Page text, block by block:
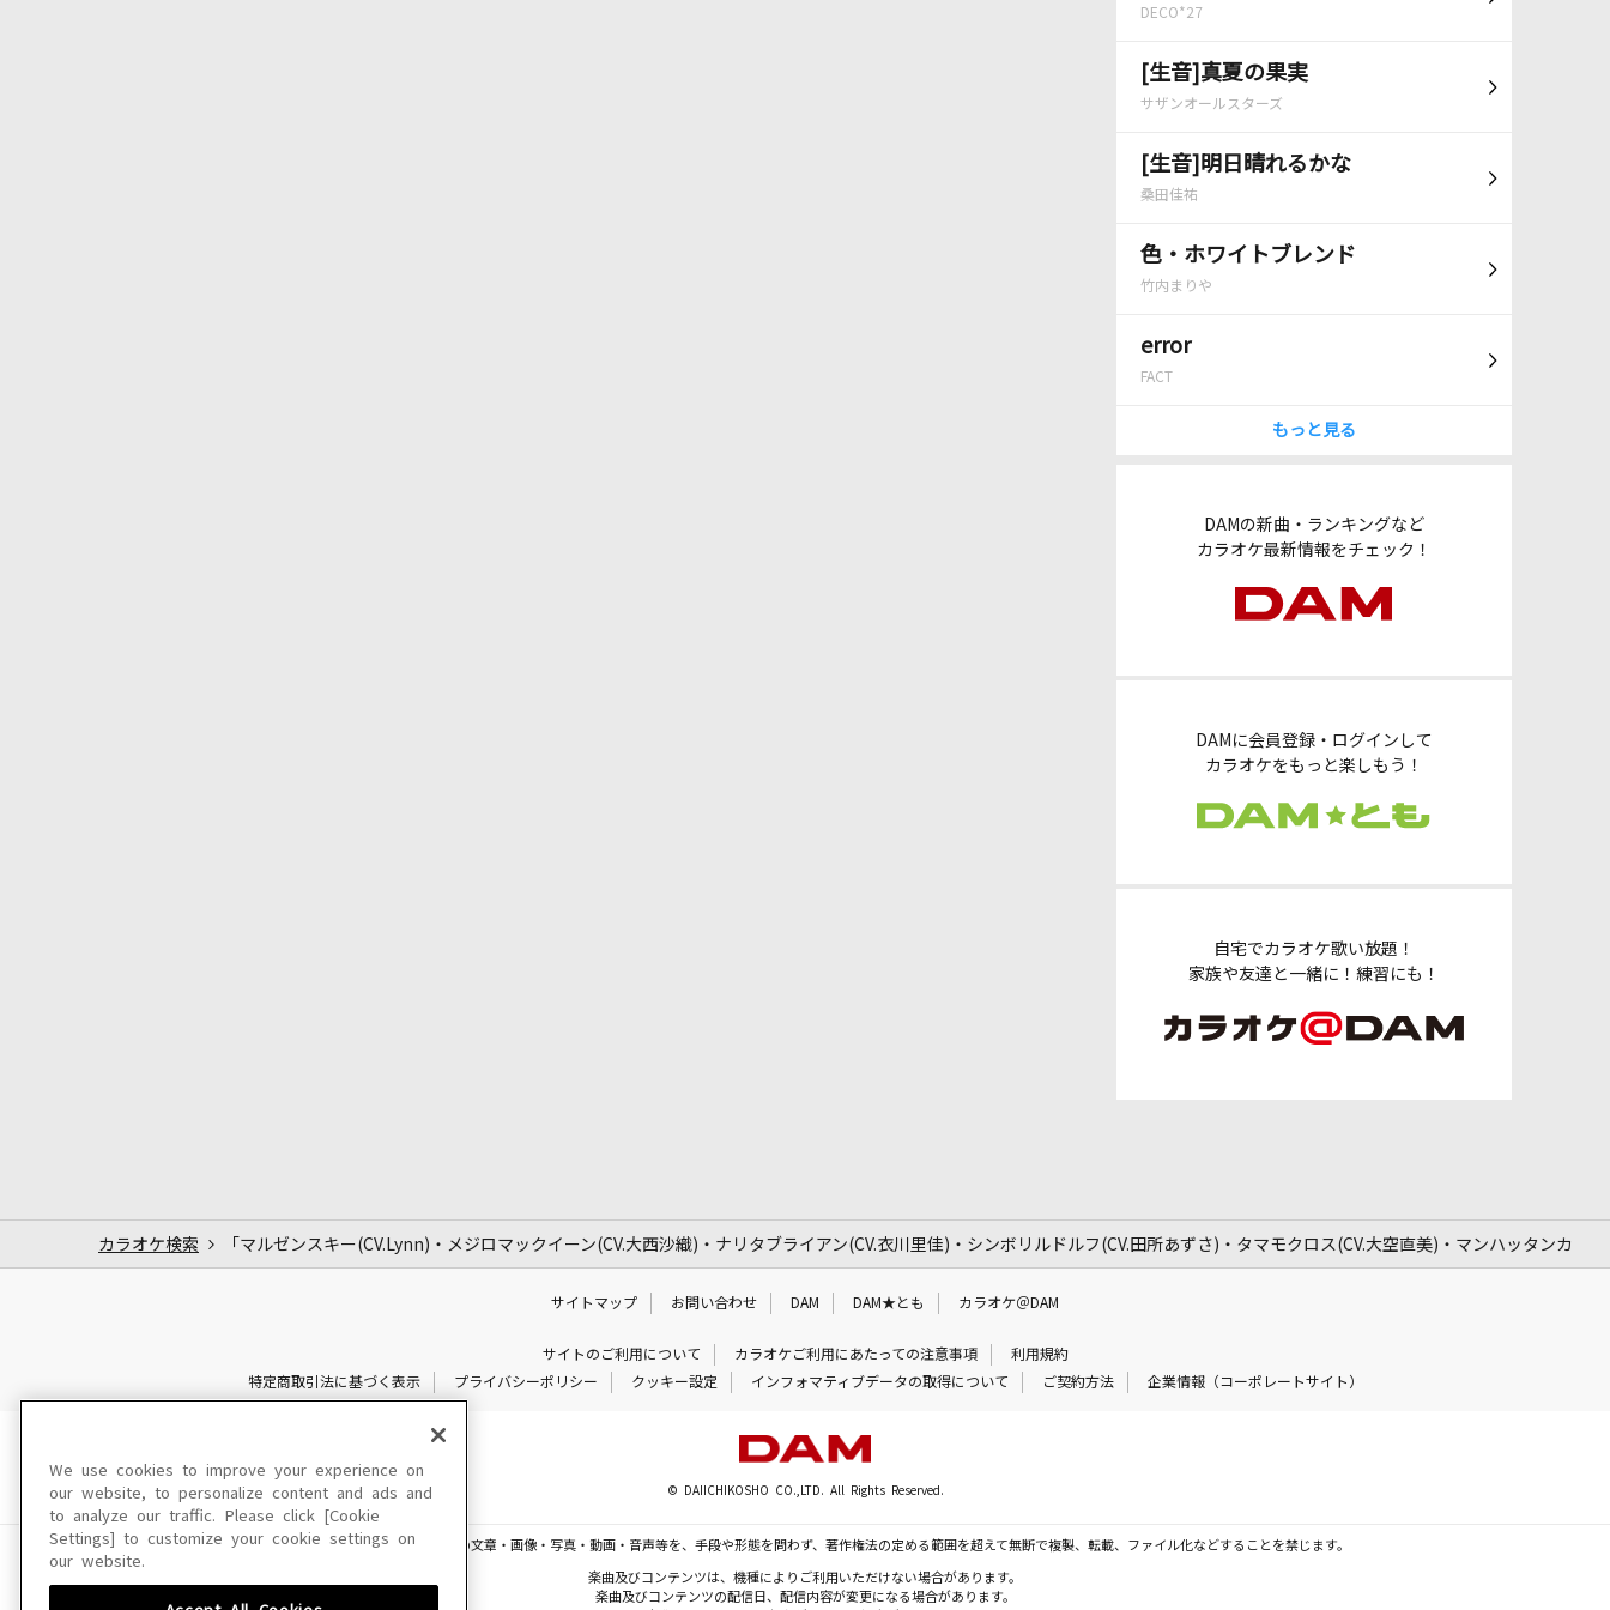
DECO*27
[生音]真夏の果実
サザンオールスターズ
[生音]明日晴れるかな
桑田佳祐
色・ホワイトブレンド
竹内まりや
error
FACT
もっと見る
DAMの新曲・ランキングなど
カラオケ最新情報をチェック！
DAMに会員登録・ログインして
カラオケをもっと楽しもう！
自宅でカラオケ歌い放題！
家族や友達と一緒に！練習にも！
カラオケ検索 「マルゼンスキー(CV.Lynn)・メジロマックイーン(CV.大西沙織)・ナリタブライアン(CV.衣川里佳)・シンボリルドルフ(CV.田所あずさ)・タマモクロス(CV.大空直美)・マンハッタンカフ
サイトマップ お問い合わせ DAM DAM★とも カラオケ＠DAM
サイトのご利用について カラオケご利用にあたっての注意事項
利用規約
特定商取引法に基づく表示
プライバシーポリシー クッキー設定 インフォマティブデータの取得について ご契約方法 企業情報（コーポレートサイト）
© DAIICHIKOSHO CO.,LTD. All Rights Reserved.
このサイトに掲載されている一切の文章・画像・写真・動画・音声等を、手段や形態を問わず、著作権法の定める範囲を超えて無断で複製、転載、ファイル化などすることを禁じます。
楽曲及びコンテンツは、機種によりご利用いただけない場合があります。
楽曲及びコンテンツの配信日、配信内容が変更になる場合があります。
We use cookies to improve your experience on
our website, to personalize content and ads and
to analyze our traffic. Please click [Cookie
Settings] to customize your cookie settings on
our website.